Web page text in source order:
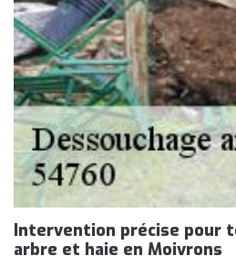
Intervention précise pour
arbre et haie en Moivrons